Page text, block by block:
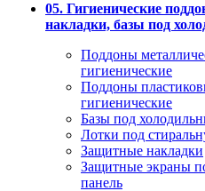
05. Гигиенические
накладки, базы под
Поддоны
гигиенические
Поддоны
гигиенические
Базы под
Лотки под
Защитные накладки
Защитные экраны
панель